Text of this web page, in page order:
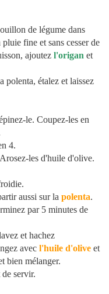
de légume dans
fine et sans cesser de
ajoutez l'origan et
polenta, étalez et laissez
le. Coupez-les en
4.
les d'huile d'olive.
aussi sur la polenta.
par 5 minutes de
et hachez
avec l'huile d'olive et
bien mélanger.
servir.